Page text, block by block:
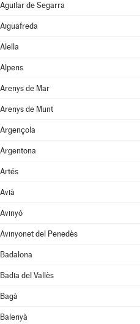
Aguilar de Segarra
Aiguafreda
Alella
Alpens
Arenys de Mar
Arenys de Munt
Argençola
Argentona
Artés
Avià
Avinyó
Avinyonet del Penedès
Badalona
Badia del Vallès
Bagà
Balenyà